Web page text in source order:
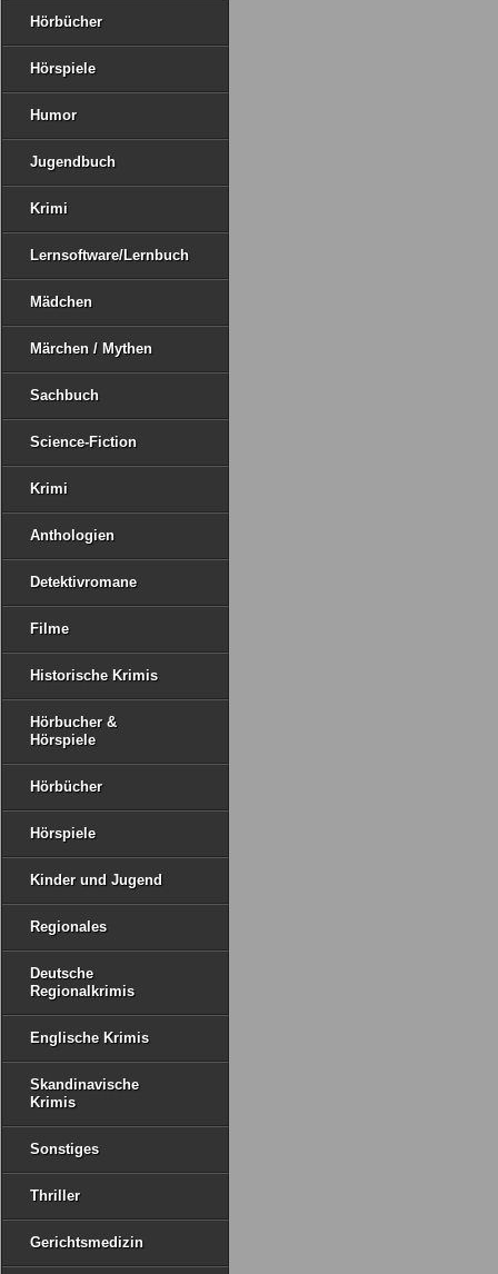
Hörbücher
Hörspiele
Humor
Jugendbuch
Krimi
Lernsoftware/Lernbuch
Mädchen
Märchen / Mythen
Sachbuch
Science-Fiction
Krimi
Anthologien
Detektivromane
Filme
Historische Krimis
Hörbucher &
Hörspiele
Hörbücher
Hörspiele
Kinder und Jugend
Regionales
Deutsche
Regionalkrimis
Englische Krimis
Skandinavische
Krimis
Sonstiges
Thriller
Gerichtsmedizin